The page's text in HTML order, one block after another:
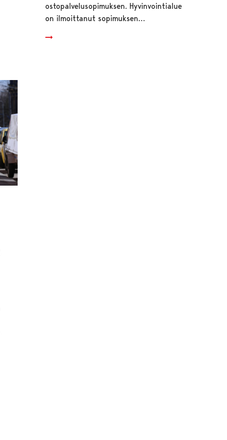
ostopalvelusopimuksen. Hyvinvointialue
on ilmoittanut sopimuksen…